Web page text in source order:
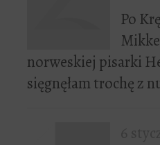
Po
norweskiej pisarki
sięgnęłam trochę z